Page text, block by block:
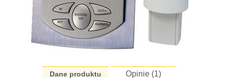
Dane produktu Opinie (1)